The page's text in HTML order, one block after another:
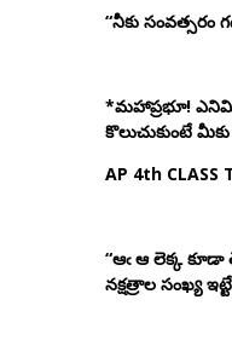
“నీకు సంవత్సరం
*మహాప్రభూ!
కొలుచుకుంటే
AP 4th CLASS
“ఆఁ ఆ లెక్క కూడా
నక్షత్రాల సంఖ్య